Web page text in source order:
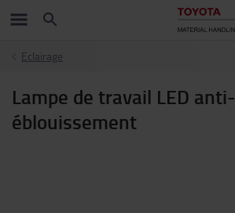
Eclairage
Lampe de travail LED anti-
éblouissement